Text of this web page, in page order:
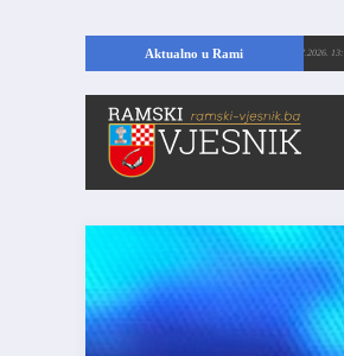
Aktualno u Rami
Kopajući temelje kuće, pronašao vrijedne arheološke ostatke